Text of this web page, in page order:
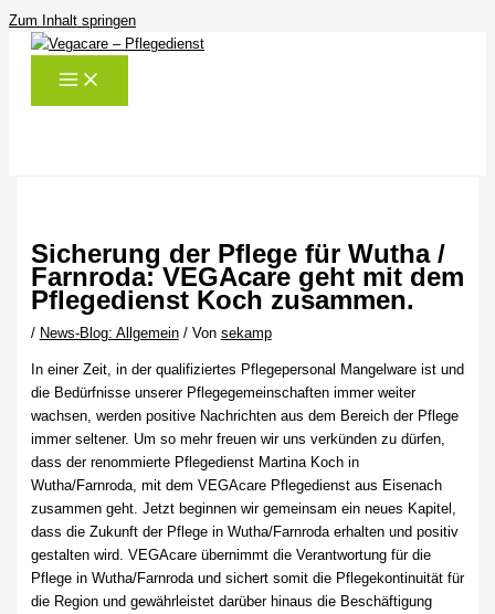
Zum Inhalt springen
Sicherung der Pflege für Wutha /
Farnroda: VEGAcare geht mit dem
Pflegedienst Koch zusammen.
/ News-Blog: Allgemein/ Von sekamp
In einer Zeit, in der qualifiziertes Pflegepersonal Mangelware ist und
die Bedürfnisse unserer Pflegegemeinschaften immer weiter
wachsen, werden positive Nachrichten aus dem Bereich der Pflege
immer seltener. Um so mehr freuen wir uns verkünden zu dürfen,
dass der renommierte Pflegedienst Martina Koch in
Wutha/Farnroda, mit dem VEGAcare Pflegedienst aus Eisenach
zusammen geht. Jetzt beginnen wir gemeinsam ein neues Kapitel,
dass die Zukunft der Pflege in Wutha/Farnroda erhalten und positiv
gestalten wird. VEGAcare übernimmt die Verantwortung für die
Pflege in Wutha/Farnroda und sichert somit die Pflegekontinuität für
die Region und gewährleistet darüber hinaus die Beschäftigung